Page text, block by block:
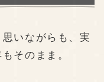
いながらも、実
そのまま。